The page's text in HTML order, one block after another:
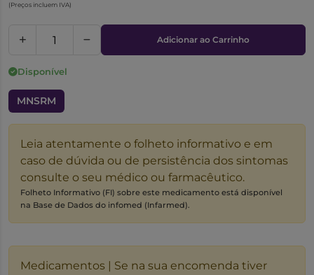
(Preços incluem IVA)
Adicionar ao Carrinho
Disponível
MNSRM
Leia atentamente o folheto informativo e em
caso de dúvida ou de persistência dos sintomas
consulte o seu médico ou farmacêutico.
Folheto Informativo (FI) sobre este medicamento está disponível
na Base de Dados do infomed (Infarmed).
Medicamentos | Se na sua encomenda tiver